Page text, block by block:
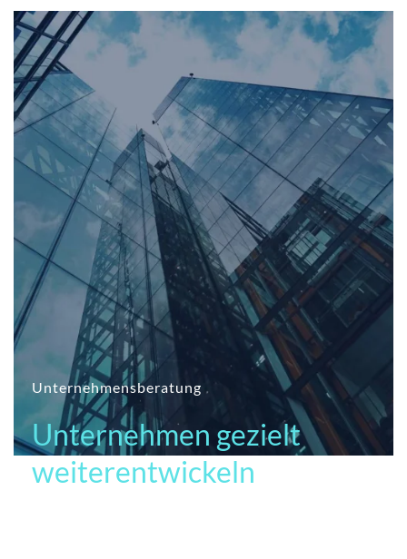
Unternehmensberatung
Unternehmen gezielt
weiterentwickeln